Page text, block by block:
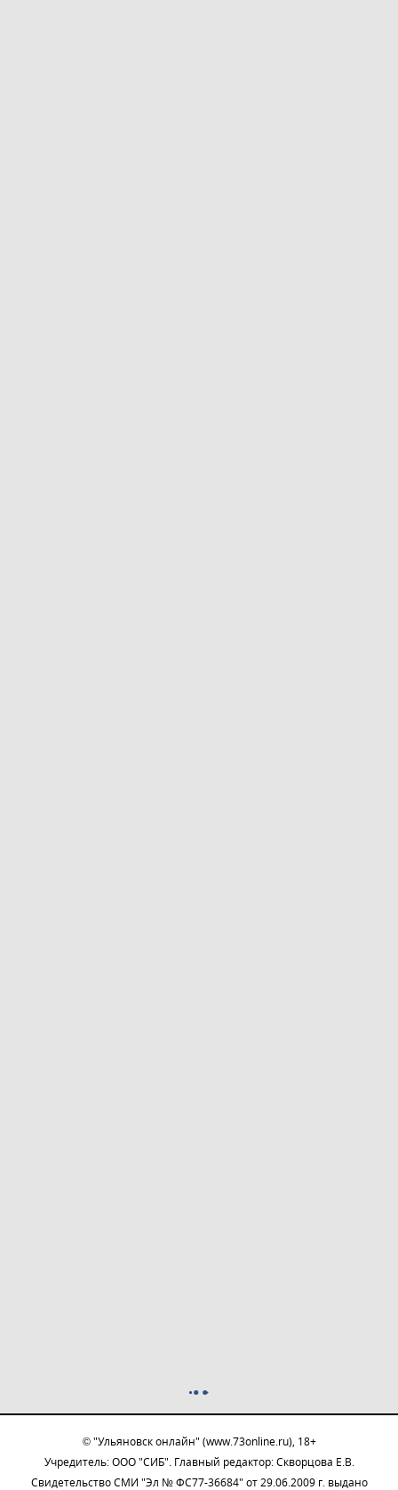
© "Ульяновск онлайн" (www.73online.ru), 18+
Учредитель: ООО "СИБ". Главный редактор: Скворцова Е.В.
Свидетельство СМИ "Эл № ФС77-36684" от 29.06.2009 г. выдано